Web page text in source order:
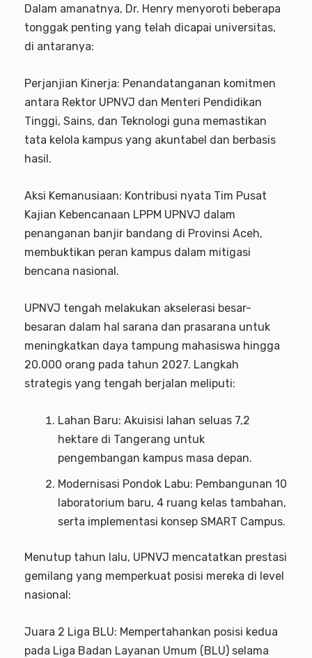
Dalam amanatnya, Dr. Henry menyoroti beberapa
tonggak penting yang telah dicapai universitas,
di antaranya:
Perjanjian Kinerja: Penandatanganan komitmen
antara Rektor UPNVJ dan Menteri Pendidikan
Tinggi, Sains, dan Teknologi guna memastikan
tata kelola kampus yang akuntabel dan berbasis
hasil.
Aksi Kemanusiaan: Kontribusi nyata Tim Pusat
Kajian Kebencanaan LPPM UPNVJ dalam
penanganan banjir bandang di Provinsi Aceh,
membuktikan peran kampus dalam mitigasi
bencana nasional.
UPNVJ tengah melakukan akselerasi besar-
besaran dalam hal sarana dan prasarana untuk
meningkatkan daya tampung mahasiswa hingga
20.000 orang pada tahun 2027. Langkah
strategis yang tengah berjalan meliputi:
Lahan Baru: Akuisisi lahan seluas 7,2
hektare di Tangerang untuk
pengembangan kampus masa depan.
Modernisasi Pondok Labu: Pembangunan 10
laboratorium baru, 4 ruang kelas tambahan,
serta implementasi konsep SMART Campus.
Menutup tahun lalu, UPNVJ mencatatkan prestasi
gemilang yang memperkuat posisi mereka di level
nasional:
Juara 2 Liga BLU: Mempertahankan posisi kedua
pada Liga Badan Layanan Umum (BLU) selama